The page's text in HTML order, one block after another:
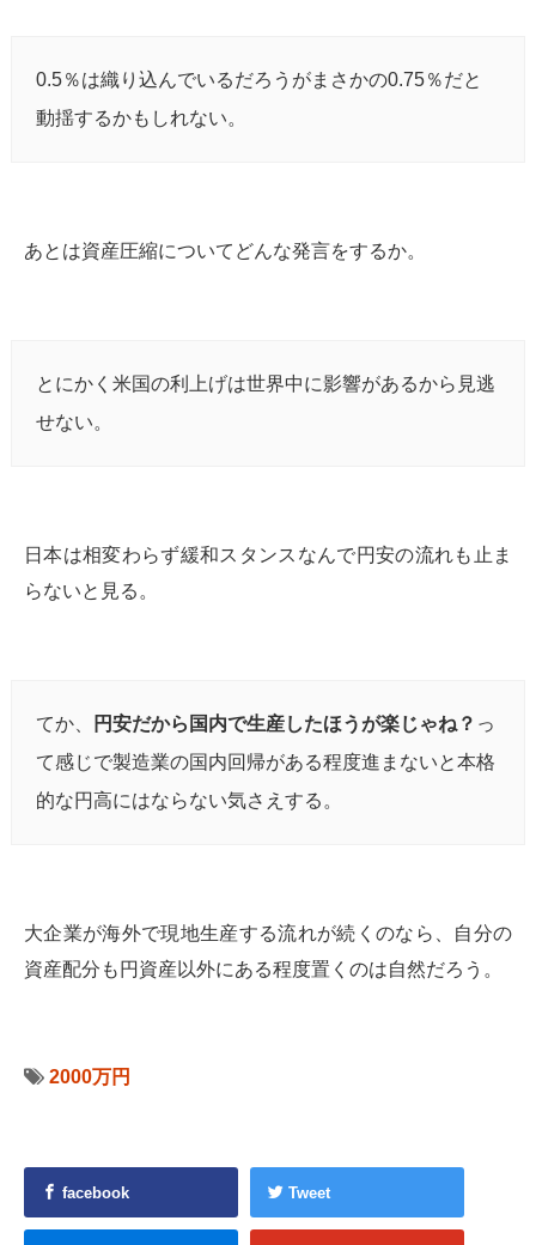
0.5％は織り込んでいるだろうがまさかの0.75％だと
動揺するかもしれない。
あとは資産圧縮についてどんな発言をするか。
とにかく米国の利上げは世界中に影響があるから見逃
せない。
日本は相変わらず緩和スタンスなんで円安の流れも止ま
らないと見る。
てか、 円安だから国内で生産したほうが楽じゃね？ っ
て感じで製造業の国内回帰がある程度進まないと本格
的な円高にはならない気さえする。
大企業が海外で現地生産する流れが続くのなら、自分の
資産配分も円資産以外にある程度置くのは自然だろう。
2000万円
facebook Tweet